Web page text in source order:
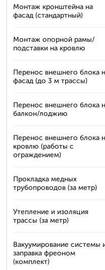
Монтаж кронштейна на
фасад (стандартный)
Монтаж опорной рамы/
подставки на кровлю
Перенос внешнего блока
фасад (до 3 м трассы)
Перенос внешнего блока
балкон/лоджию
Перенос внешнего блока
кровлю (работы с
ограждением)
Прокладка медных
трубопроводов (за метр)
Утепление и изоляция
трассы (за метр)
Вакуумирование системы
заправка фреоном
(комплект)